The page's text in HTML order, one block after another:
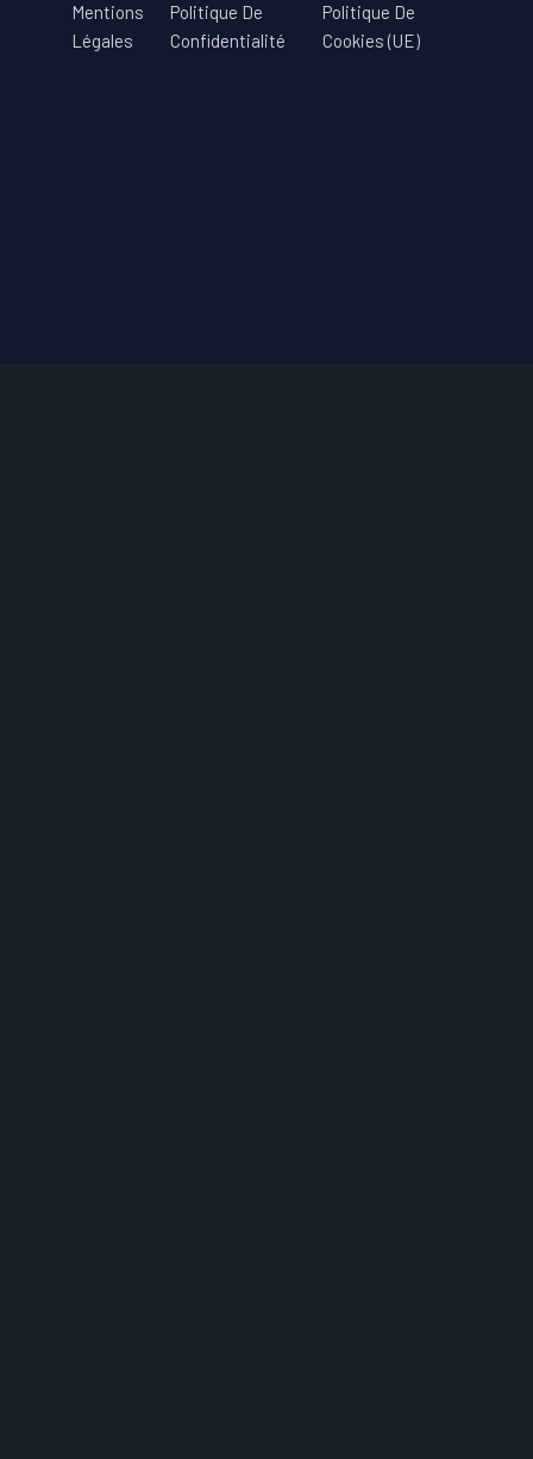
Mentions
Légales
Politique De
Confidentialité
Politique De
Cookies (UE)